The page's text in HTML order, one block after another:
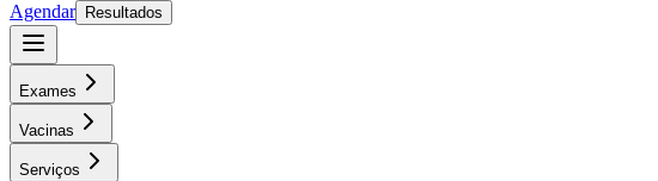
Agendar
Resultados
Exames
Vacinas
Serviços